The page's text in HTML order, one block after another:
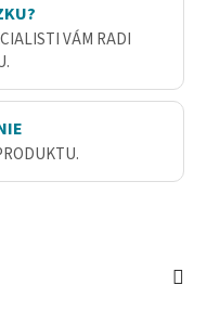
VÁM RADI